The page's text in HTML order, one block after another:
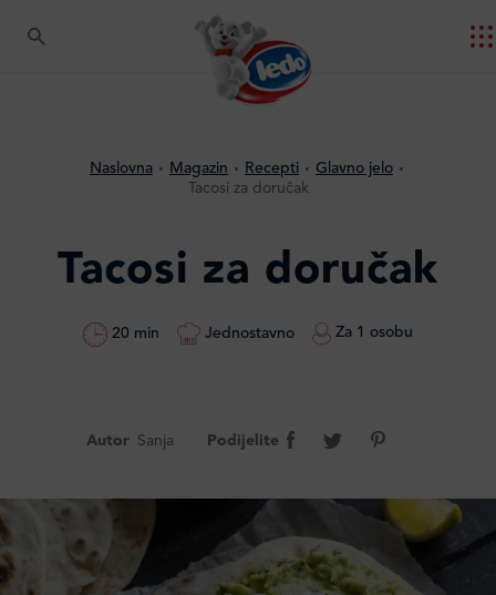
Naslovna Magazin Recepti
Glavno jelo
Tacosi za doručak
Tacosi za doručak
20 min Jednostavno Za 1 osobu
Autor Sanja Podijelite